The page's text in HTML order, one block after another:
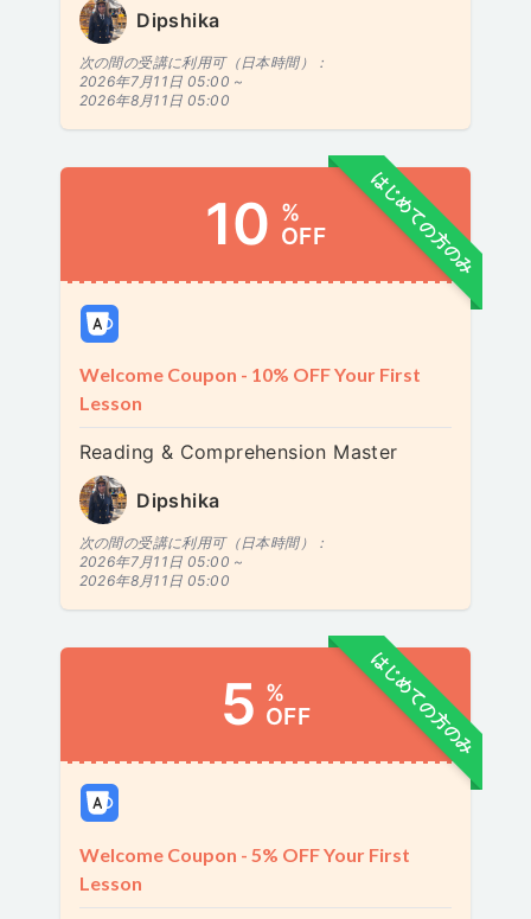
Dipshika
次の間の受講に利用可（日本時間）：
2026年7月11日 05:00 ~
2026年8月11日 05:00
はじめての方のみ
10 %
OFF
Welcome Coupon - 10% OFF Your First
Lesson
Reading & Comprehension Master
Dipshika
次の間の受講に利用可（日本時間）：
2026年7月11日 05:00 ~
2026年8月11日 05:00
はじめての方のみ
5 %
OFF
Welcome Coupon - 5% OFF Your First
Lesson